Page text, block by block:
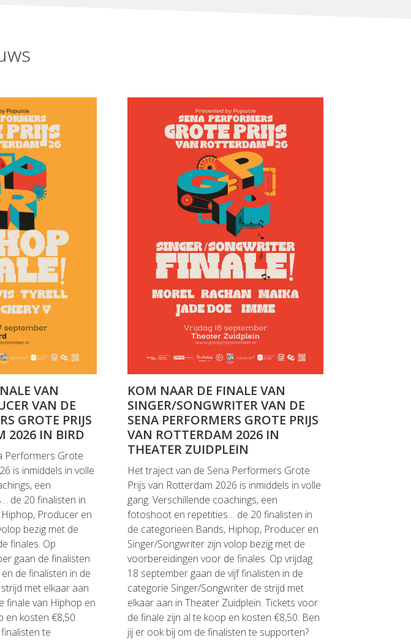
VAN
VAN DE
GROTE PRIJS
2026 IN BIRD
Performers Grote
is inmiddels in volle
een
de 20 finalisten in
Producer en
bezig met de
finales. Op
gaan de finalisten
de finalisten in de
met elkaar aan
finale van Hiphop en
en kosten €8,50.
te
KOM NAAR DE FINALE VAN
SINGER/SONGWRITER VAN DE
SENA PERFORMERS GROTE PRIJS
VAN ROTTERDAM 2026 IN
THEATER ZUIDPLEIN
Het traject van de Sena Performers Grote
Prijs van Rotterdam 2026 is inmiddels in volle
gang. Verschillende coachings, een
fotoshoot en repetities… de 20 finalisten in
de categorieën Bands, Hiphop, Producer en
Singer/Songwriter zijn volop bezig met de
voorbereidingen voor de finales. Op vrijdag
18 september gaan de vijf finalisten in de
categorie Singer/Songwriter de strijd met
elkaar aan in Theater Zuidplein. Tickets voor
de finale zijn al te koop en kosten €8,50. Ben
jij er ook bij om de finalisten te supporten?